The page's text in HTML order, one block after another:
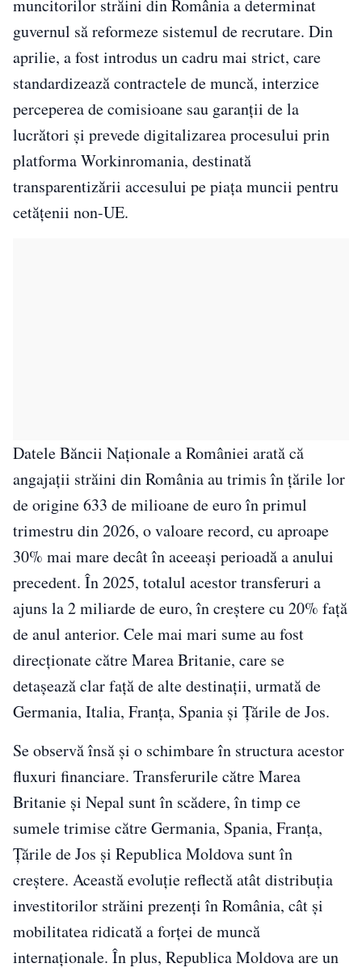
muncitorilor străini din România a determinat
guvernul să reformeze sistemul de recrutare. Din
aprilie, a fost introdus un cadru mai strict, care
standardizează contractele de muncă, interzice
perceperea de comisioane sau garanții de la
lucrători și prevede digitalizarea procesului prin
platforma Workinromania, destinată
transparentizării accesului pe piața muncii pentru
cetățenii non-UE.
Datele Băncii Naționale a României arată că
angajații străini din România au trimis în țările lor
de origine 633 de milioane de euro în primul
trimestru din 2026, o valoare record, cu aproape
30% mai mare decât în aceeași perioadă a anului
precedent. În 2025, totalul acestor transferuri a
ajuns la 2 miliarde de euro, în creștere cu 20% față
de anul anterior. Cele mai mari sume au fost
direcționate către Marea Britanie, care se
detașează clar față de alte destinații, urmată de
Germania, Italia, Franța, Spania și Țările de Jos.
Se observă însă și o schimbare în structura acestor
fluxuri financiare. Transferurile către Marea
Britanie și Nepal sunt în scădere, în timp ce
sumele trimise către Germania, Spania, Franța,
Țările de Jos și Republica Moldova sunt în
creștere. Această evoluție reflectă atât distribuția
investitorilor străini prezenți în România, cât și
mobilitatea ridicată a forței de muncă
internaționale. În plus, Republica Moldova are un